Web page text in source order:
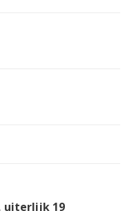
uiterlijk 19